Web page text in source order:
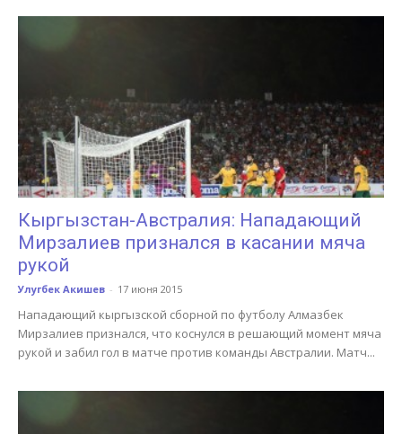
Кыргызстан-Австралия: Нападающий
Мирзалиев признался в касании мяча
рукой
Улугбек Акишев - 17 июня 2015
Нападающий кыргызской сборной по футболу Алмазбек
Мирзалиев признался, что коснулся в решающий момент мяча
рукой и забил гол в матче против команды Австралии. Матч...